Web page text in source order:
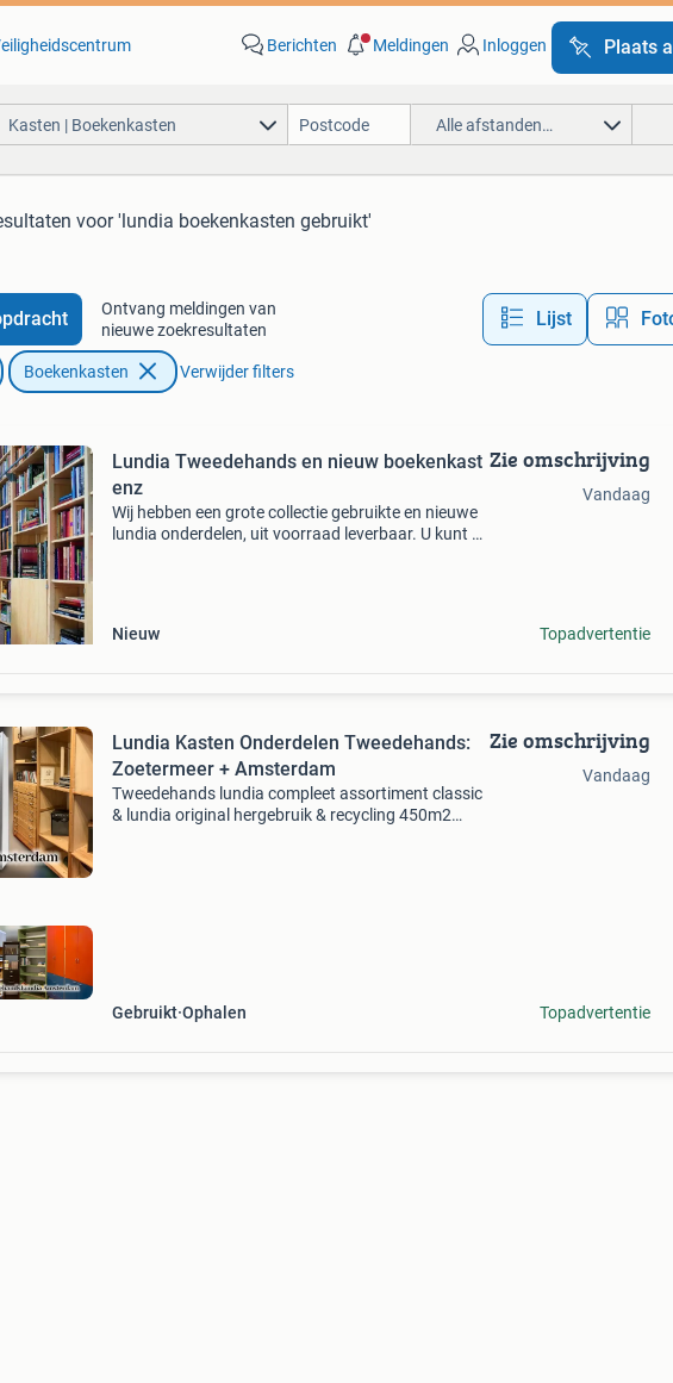
Berichten Meldingen Inloggen Plaats
Kasten | Boekenkasten Alle afstanden…
voor 'lundia boekenkasten gebruikt'
Ontvang meldingen van
nieuwe zoekresultaten
Lijst
Boekenkasten Verwijder filters
Lundia Tweedehands en nieuw boekenkast
enz
Wij hebben een grote collectie gebruikte en nieuwe
lundia onderdelen, uit voorraad leverbaar. U kunt bij
Nieuw
Zie omschrijving
Vandaag
Topadvertentie
Lundia Kasten Onderdelen Tweedehands:
Zoetermeer + Amsterdam
Tweedehands lundia compleet assortiment classic
& lundia original hergebruik & recycling 450m2
Gebruikt Ophalen
Zie omschrijving
Vandaag
Topadvertentie